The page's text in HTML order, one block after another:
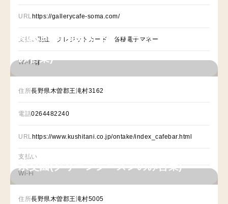
URLhttps://gallerycafe-soma.com/
支払い現金 クレジットカード 各種電子マネー
Wi-Fi有
KUSHITANI CAFÉ(グリーンシーズンの
み営業)
住所長野県木曽郡王滝村3162
電話0264482240
URLhttps://www.kushitani.co.jp/ontake/index_cafebar.html
支払い
Wi-Fi
水交園(グリーンシーズンのみ営業)
住所長野県木曽郡王滝村5005